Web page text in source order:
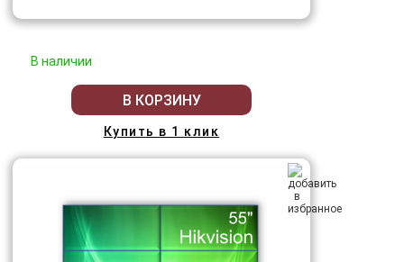
В наличии
В КОРЗИНУ
Купить в 1 клик